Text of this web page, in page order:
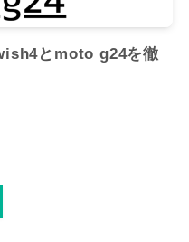
とmoto g24を徹